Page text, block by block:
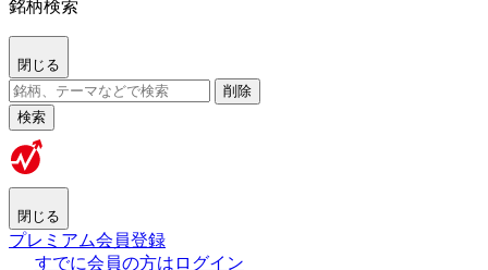
銘柄検索
閉じる
削除
検索
閉じる
プレミアム会員登録
すでに会員の方はログイン